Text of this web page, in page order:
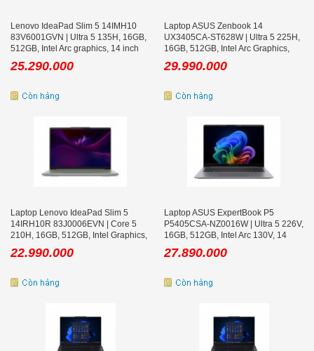
Lenovo IdeaPad Slim 5 14IMH10
83V6001GVN | Ultra 5 135H, 16GB,
512GB, Intel Arc graphics, 14 inch
WUXGA
25.290.000
Laptop ASUS Zenbook 14
UX3405CA-ST628W | Ultra 5 225H,
16GB, 512GB, Intel Arc Graphics,
14.0inch 3K OLED, Win 11
29.990.000
Laptop Lenovo IdeaPad Slim 5
14IRH10R 83J0006EVN | Core 5
210H, 16GB, 512GB, Intel Graphics,
14 Inch WUXGA OLED
22.990.000
Laptop ASUS ExpertBook P5
P5405CSA-NZ0016W | Ultra 5 226V,
16GB, 512GB, Intel Arc 130V, 14
inch WQXGA, Win 11
27.890.000